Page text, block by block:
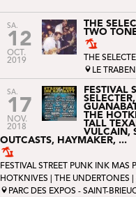
SA.
12
OCT.
2019
THE
TWO
THE
LE
SA.
17
NOV.
2018
FESTIVAL
THE
TALL
VULCAIN,
OUTCASTS, HAYMAKER, ...
FESTIVAL STREET PUNK INK MAS
HOTKNIVES
THE UNDERTONES
PARC DES EXPOS - SAINT-